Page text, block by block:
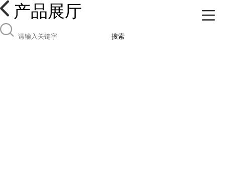
产品展厅
搜索